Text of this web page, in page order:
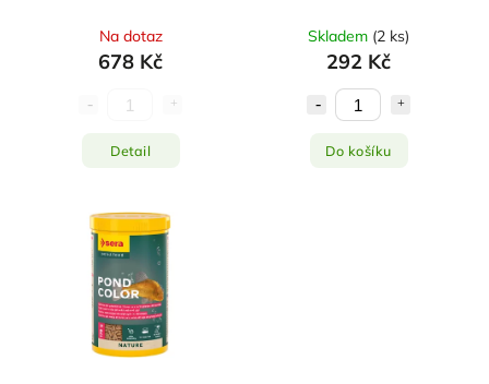
Na dotaz
678 Kč
Detail
Skladem (2 ks)
292 Kč
Do košíku